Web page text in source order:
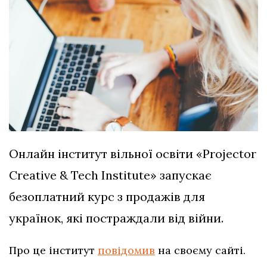
Онлайн інститут вільної освіти «Projector
Creative & Tech Institute» запускає
безоплатний курс з продажів для
українок, які постраждали від війни.
Про це інститут повідомив на своєму сайті.